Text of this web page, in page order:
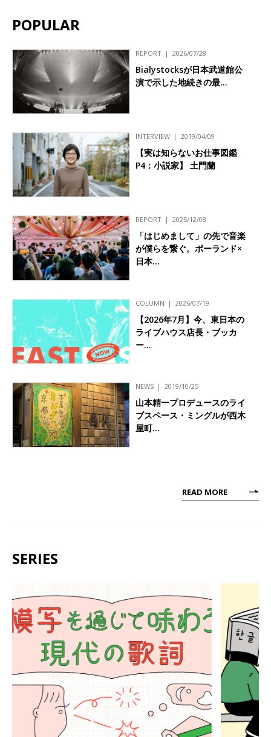
POPULAR
REPORT 2026/07/28
Bialystocksが日本武道館公
演で示した地続きの最…
INTERVIEW 2019/04/09
【実は知らないお仕事図鑑
P4：小説家】 土門蘭
REPORT 2025/12/08
「はじめまして」の先で音楽
が僕らを繋ぐ。ポーランド×
日本…
COLUMN 2026/07/19
【2026年7月】今、東日本の
ライブハウス店長・ブッカ
ー…
NEWS 2019/10/25
山本精一プロデュースのライ
ブスペース・ミングルが西木
屋町…
READ MORE
SERIES